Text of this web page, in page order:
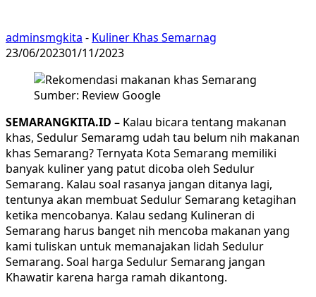
adminsmgkita - Kuliner Khas Semarnag
23/06/202301/11/2023
Sumber: Review Google
SEMARANGKITA.ID – Kalau bicara tentang makanan
khas, Sedulur Semaramg udah tau belum nih makanan
khas Semarang? Ternyata Kota Semarang memiliki
banyak kuliner yang patut dicoba oleh Sedulur
Semarang. Kalau soal rasanya jangan ditanya lagi,
tentunya akan membuat Sedulur Semarang ketagihan
ketika mencobanya. Kalau sedang Kulineran di
Semarang harus banget nih mencoba makanan yang
kami tuliskan untuk memanajakan lidah Sedulur
Semarang. Soal harga Sedulur Semarang jangan
Khawatir karena harga ramah dikantong.